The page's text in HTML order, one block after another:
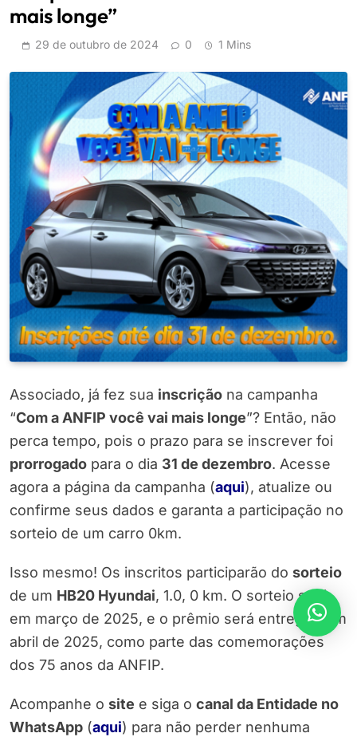
mais longe”
29 de outubro de 2024 0 1 Mins
Associado, já fez sua inscrição na campanha
“Com a ANFIP você vai mais longe”? Então, não
perca tempo, pois o prazo para se inscrever foi
prorrogado para o dia 31 de dezembro. Acesse
agora a página da campanha (aqui), atualize ou
confirme seus dados e garanta a participação no
sorteio de um carro 0km.
Isso mesmo! Os inscritos participarão do sorteio
de um HB20 Hyundai, 1.0, 0 km. O sorteio será
em março de 2025, e o prêmio será entregue em
abril de 2025, como parte das comemorações
dos 75 anos da ANFIP.
Acompanhe o site e siga o canal da Entidade no
WhatsApp (aqui) para não perder nenhuma